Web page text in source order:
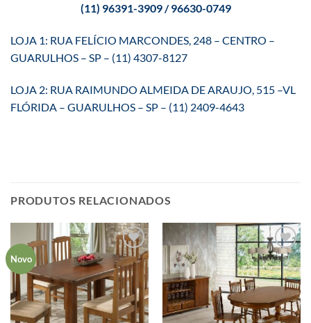
(11) 96391-3909 / 96630-0749
LOJA 1: RUA FELÍCIO MARCONDES, 248 – CENTRO –
GUARULHOS – SP – (11) 4307-8127
LOJA 2: RUA RAIMUNDO ALMEIDA DE ARAUJO, 515 –VL
FLÓRIDA – GUARULHOS – SP – (11) 2409-4643
PRODUTOS RELACIONADOS
Novo
Adicionar
aos meus
desejos
Adicionar
aos meus
desejos